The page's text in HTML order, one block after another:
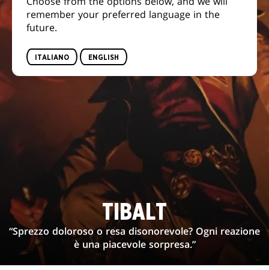
TIBALT
“Sprezzo doloroso o resa disonorevole? Ogni reazione
è una piacevole sorpresa.”
remember your preferred language in the
future.
ITALIANO ENGLISH